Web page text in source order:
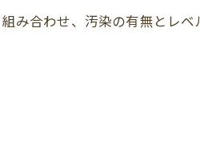
み合わせ、汚染の有無とレ